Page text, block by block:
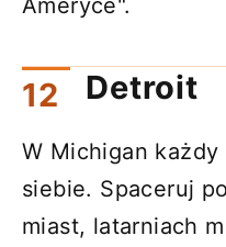
Detroit
W Michigan
siebie. Spaceruj
miast, latarniach